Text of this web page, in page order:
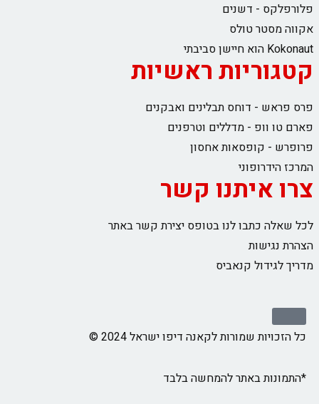
פלורפלקס - דשנים
אקווה מסטר טולס
Kokonaut הוא חיישן סביבתי
קטגוריות ראשיות
פרס פראש - דוחס תבלינים ואבקנים
פארם טו וופ - מדללים וטרפנים
פרופרש - קופסאות אחסון
המרכז הידרופוני
צרו איתנו קשר
לכל שאלה כתבו לנו בטופס יצירת קשר באתר
הצהרת נגישות
מדריך לגידול קנאביס
כל הזכויות שמורות לקאנה דיפו ישראל 2024 ©
*התמונות באתר להמחשה בלבד